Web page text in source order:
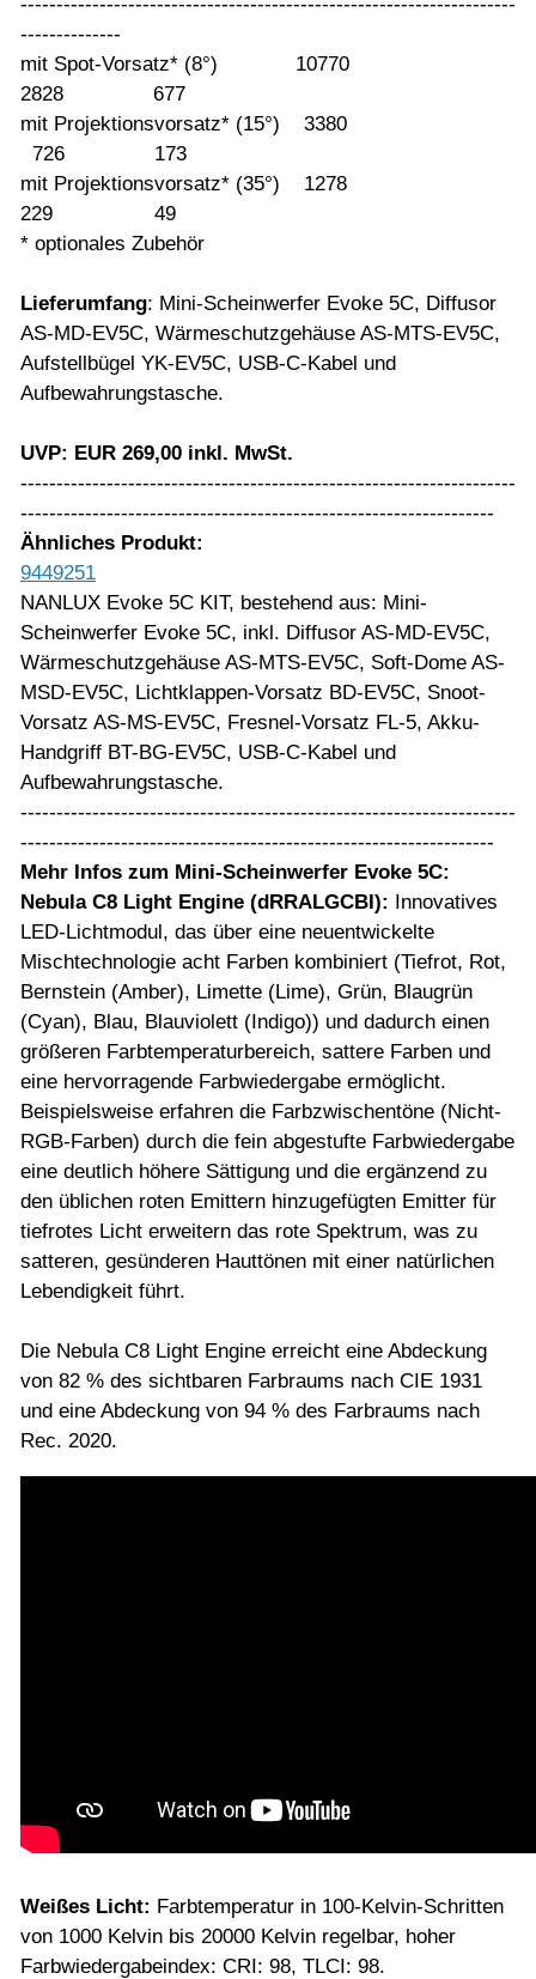
--------------
mit Spot-Vorsatz* (8°) 10770
2828 677
mit Projektionsvorsatz* (15°) 3380
726 173
mit Projektionsvorsatz* (35°) 1278
229 49
* optionales Zubehör
Lieferumfang: Mini-Scheinwerfer Evoke 5C, Diffusor
AS-MD-EV5C, Wärmeschutzgehäuse AS-MTS-EV5C,
Aufstellbügel YK-EV5C, USB-C-Kabel und
Aufbewahrungstasche.
UVP: EUR 269,00 inkl. MwSt.
---------------------------------------------------------------------
------------------------------------------------------------------
Ähnliches Produkt:
9449251
NANLUX Evoke 5C KIT, bestehend aus: Mini-
Scheinwerfer Evoke 5C, inkl. Diffusor AS-MD-EV5C,
Wärmeschutzgehäuse AS-MTS-EV5C, Soft-Dome AS-
MSD-EV5C, Lichtklappen-Vorsatz BD-EV5C, Snoot-
Vorsatz AS-MS-EV5C, Fresnel-Vorsatz FL-5, Akku-
Handgriff BT-BG-EV5C, USB-C-Kabel und
Aufbewahrungstasche.
---------------------------------------------------------------------
------------------------------------------------------------------
Mehr Infos zum Mini-Scheinwerfer Evoke 5C:
Nebula C8 Light Engine (dRRALGCBI): Innovatives
LED-Lichtmodul, das über eine neuentwickelte
Mischtechnologie acht Farben kombiniert (Tiefrot, Rot,
Bernstein (Amber), Limette (Lime), Grün, Blaugrün
(Cyan), Blau, Blauviolett (Indigo)) und dadurch einen
größeren Farbtemperaturbereich, sattere Farben und
eine hervorragende Farbwiedergabe ermöglicht.
Beispielsweise erfahren die Farbzwischentöne (Nicht-
RGB-Farben) durch die fein abgestufte Farbwiedergabe
eine deutlich höhere Sättigung und die ergänzend zu
den üblichen roten Emittern hinzugefügten Emitter für
tiefrotes Licht erweitern das rote Spektrum, was zu
satteren, gesünderen Hauttönen mit einer natürlichen
Lebendigkeit führt.
Die Nebula C8 Light Engine erreicht eine Abdeckung
von 82 % des sichtbaren Farbraums nach CIE 1931
und eine Abdeckung von 94 % des Farbraums nach
Rec. 2020.
Weißes Licht: Farbtemperatur in 100-Kelvin-Schritten
von 1000 Kelvin bis 20000 Kelvin regelbar, hoher
Farbwiedergabeindex: CRI: 98, TLCI: 98.